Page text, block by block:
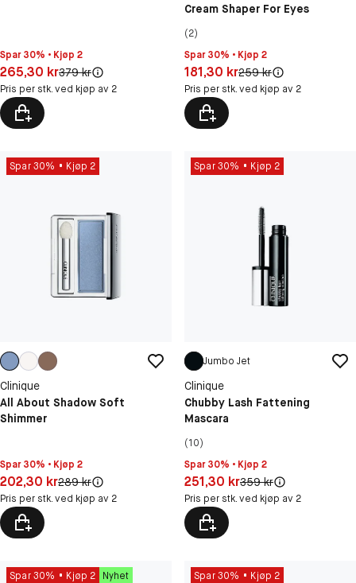
Spar 30% • Kjøp 2
Pris: 265,30 kr
265,30 krOriginal pris:
379 kr
Pris per stk. ved kjøp av 2
Cream Shaper For Eyes
(2)
Spar 30% • Kjøp 2
Pris: 181,30 kr
181,30 krOriginal pris:
259 kr
Pris per stk. ved kjøp av 2
Spar 30% Kjøp 2
Clinique
All About Shadow Soft
Shimmer
Spar 30% • Kjøp 2
Pris: 202,30 kr
202,30 krOriginal pris:
289 kr
Pris per stk. ved kjøp av 2
Spar 30% Kjøp 2
Jumbo Jet
Clinique
Chubby Lash Fattening
Mascara
(10)
Spar 30% • Kjøp 2
Pris: 251,30 kr
251,30 krOriginal pris:
359 kr
Pris per stk. ved kjøp av 2
Spar 30% Kjøp 2 Nyhet Spar 30% Kjøp 2